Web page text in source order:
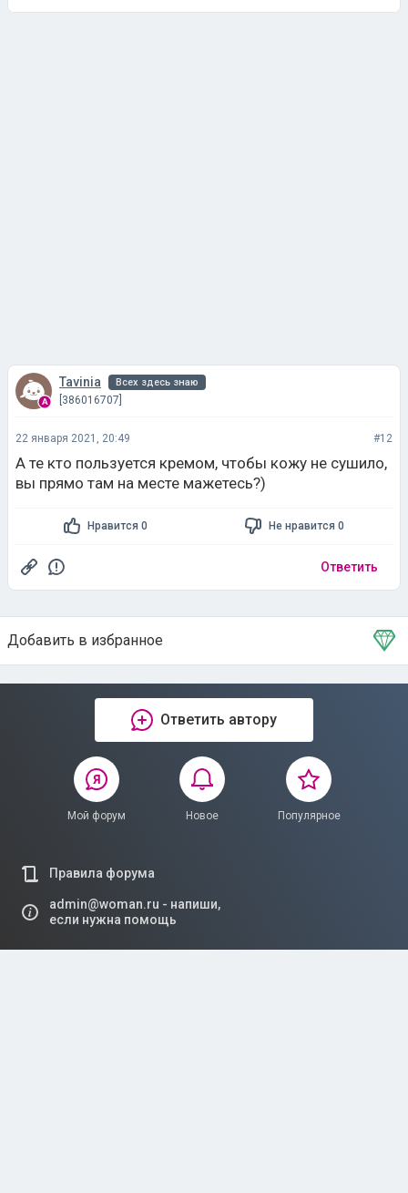
Tavinia Всех здесь знаю
[386016707]
22 января 2021, 20:49 #12
А те кто пользуется кремом, чтобы кожу не сушило,
вы прямо там на месте мажетесь?)
Нравится 0 Не нравится 0
Ответить
Добавить в избранное
Тема в избранном
Ответить автору
Мой форум Новое Популярное
Правила форума
admin@woman.ru - напиши,
если нужна помощь